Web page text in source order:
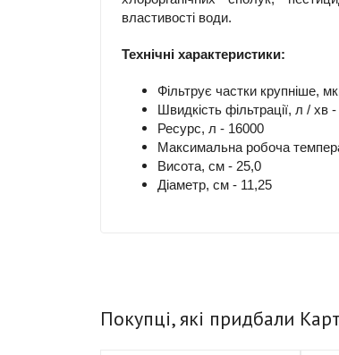
властивості води.
Технічні характеристики:
Фільтрує частки крупніше,
Швидкість фільтрації, л / хв
Ресурс, л - 16000
Максимальна робоча
Висота, см - 25,0
Діаметр, см - 11,25
Покупці, які придбали